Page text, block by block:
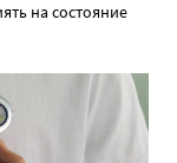
на состояние